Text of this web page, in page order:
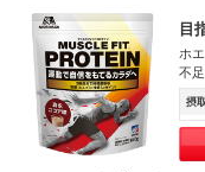
目
ホ
不
摂